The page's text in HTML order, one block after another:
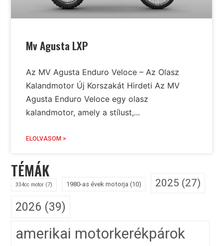
Mv Agusta LXP
Az MV Agusta Enduro Veloce – Az Olasz
Kalandmotor Új Korszakát Hirdeti Az MV
Agusta Enduro Veloce egy olasz
kalandmotor, amely a stílust,...
ELOLVASOM >
TÉMÁK
334cc motor (7) 1980-as évek motorja (10) 2025 (27)
2026 (39)
amerikai motorkerékpárok